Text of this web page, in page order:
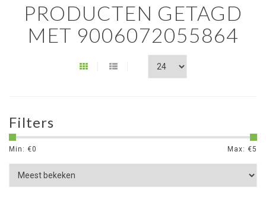
PRODUCTEN GETAGD
MET 9006072055864
Filters
Min: €0 Max: €5